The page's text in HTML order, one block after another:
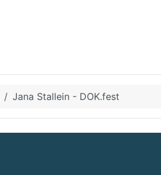
Jana Stallein - DOK.fest